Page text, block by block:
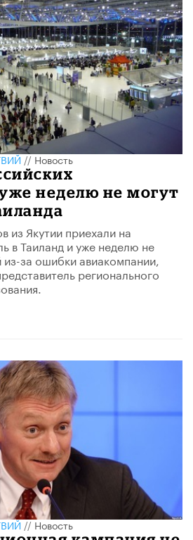
//Новость
неделю не могут
из Якутии приехали на
в Таиланд и уже неделю не
из-за ошибки авиакомпании,
регионального
//Новость